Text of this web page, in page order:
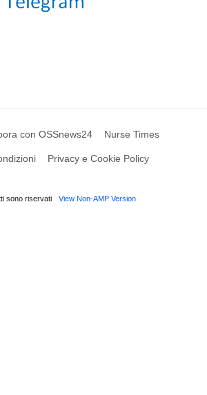
con OSSnews24 Nurse Times
Privacy e Cookie Policy
sono riservati View Non-AMP Version